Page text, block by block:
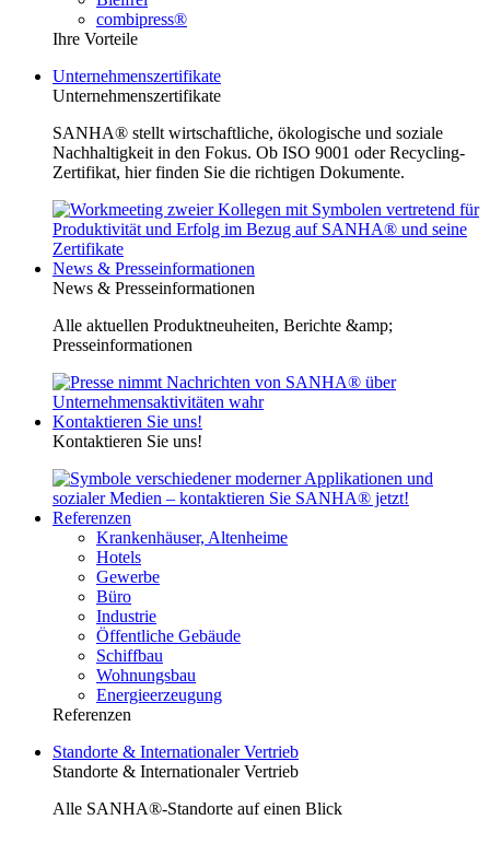
combipress®
Ihre Vorteile
Unternehmenszertifikate
Unternehmenszertifikate
SANHA® stellt wirtschaftliche, ökologische und soziale
Nachhaltigkeit in den Fokus. Ob ISO 9001 oder Recycling-
Zertifikat, hier finden Sie die richtigen Dokumente.
News & Presseinformationen
News & Presseinformationen
Alle aktuellen Produktneuheiten, Berichte &amp;
Presseinformationen
Kontaktieren Sie uns!
Kontaktieren Sie uns!
Referenzen
Krankenhäuser, Altenheime
Hotels
Gewerbe
Büro
Industrie
Öffentliche Gebäude
Schiffbau
Wohnungsbau
Energieerzeugung
Referenzen
Standorte & Internationaler Vertrieb
Standorte & Internationaler Vertrieb
Alle SANHA®-Standorte auf einen Blick